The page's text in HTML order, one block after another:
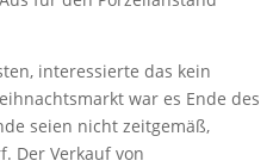
interessierte das kein
war es Ende des
seien nicht zeitgemäß,
Der Verkauf von